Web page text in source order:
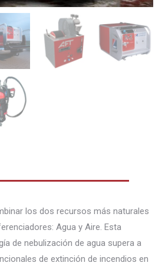
los dos recursos más naturales
Agua y Aire. Esta
de nebulización de agua supera a
de extinción de incendios en